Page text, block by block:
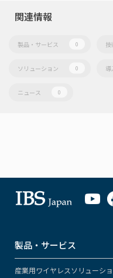
関連情報
製品・サービス 0 技
ソリューション 0 導
ニュース 0
製品・サービス
産業用ワイヤレスソリューシ